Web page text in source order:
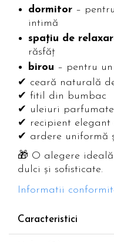
dormitor –
intimă
spațiu de
răsfăț
birou – pentru
✔ ceară naturală
✔ fitil din bumbac
✔ uleiuri
✔ recipient elegant
✔ ardere uniformă
🎁 O alegere
dulci și sofisticate.
Informatii
Caracteristici